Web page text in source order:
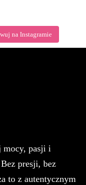
na Instagramie
mocy, pasji i
presji, bez
to z autentycznym